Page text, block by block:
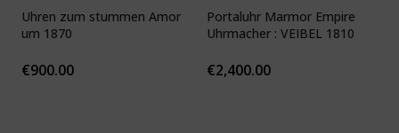
Uhren zum stummen Amor
um 1870
€900.00
Portaluhr Marmor Empire
Uhrmacher : VEIBEL 1810
€2,400.00